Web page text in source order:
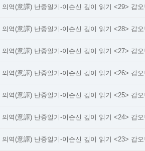
의역(意譯) 난중일기-이순신 깊이 읽기 <29> 갑
의역(意譯) 난중일기-이순신 깊이 읽기 <28> 갑
의역(意譯) 난중일기-이순신 깊이 읽기 <27> 갑
의역(意譯) 난중일기-이순신 깊이 읽기 <26> 갑
의역(意譯) 난중일기-이순신 깊이 읽기 <25> 갑
의역(意譯) 난중일기-이순신 깊이 읽기 <24> 갑
의역(意譯) 난중일기-이순신 깊이 읽기 <23> 갑